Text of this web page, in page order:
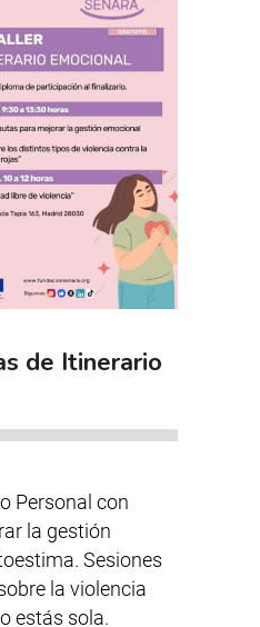
de Itinerario
Personal con
la gestión
Sesiones
la violencia
estás sola.